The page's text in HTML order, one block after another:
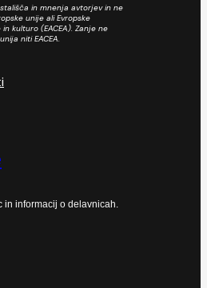
in mnenja avtorjev in ne
unije ali Evropske
kulturo (EACEA). Zanje ne
niti EACEA.
informacij o delavnicah.